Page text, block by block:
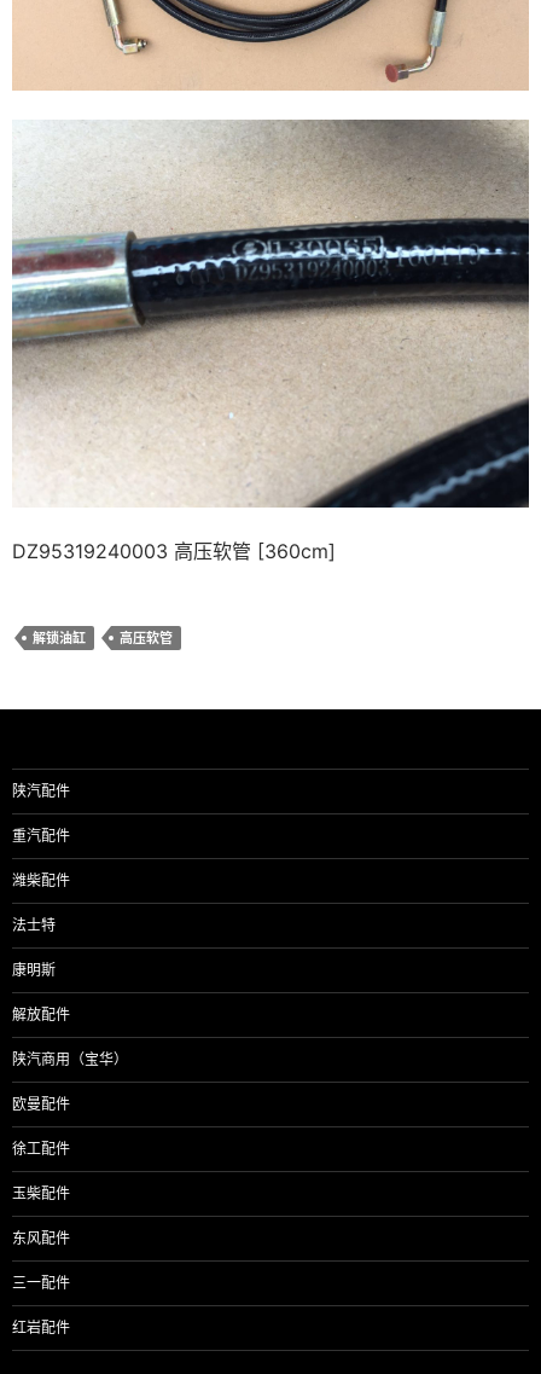
DZ95319240003 高压软管 [360cm]
解锁油缸 高压软管
陕汽配件
重汽配件
潍柴配件
法士特
康明斯
解放配件
陕汽商用（宝华）
欧曼配件
徐工配件
玉柴配件
东风配件
三一配件
红岩配件